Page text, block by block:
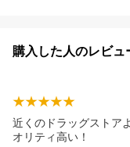
購入した人のレビュ
近くのドラッグストア
オリティ高い！